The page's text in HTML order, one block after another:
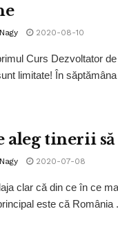
2020-08-10
Curs Dezvoltator
limitate! În
aleg tinerii
2020-07-08
clar că din ce în ce
este că România